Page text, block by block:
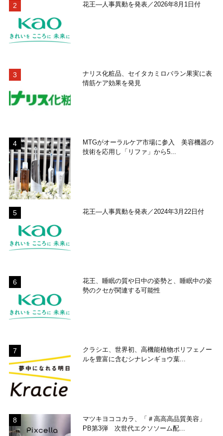
花王―人事異動を発表／2026年8月1日付
ナリス化粧品、セイタカミロバラン果実に表
情筋ケア効果を発見
MTGがオーラルケア市場に参入 美容機器の
技術を応用し「リファ」から5...
花王―人事異動を発表／2024年3月22日付
花王、睡眠の質や日中の姿勢と、睡眠中の姿
勢のクセが関連する可能性
クラシエ、世界初、高機能植物ポリフェノー
ルを豊富に含むシナレンギョウ葉...
マツキヨココカラ、「＃高高高品質美容」
PB第3弾 次世代エクソソーム配...